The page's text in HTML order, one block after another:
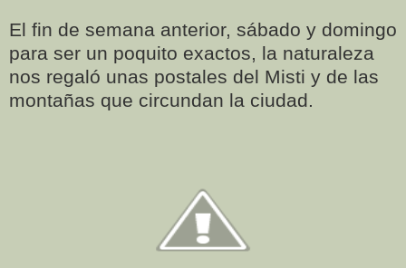
El fin de semana anterior, sábado y domingo
para ser un poquito exactos, la naturaleza
nos regaló unas postales del Misti y de las
montañas que circundan la ciudad.